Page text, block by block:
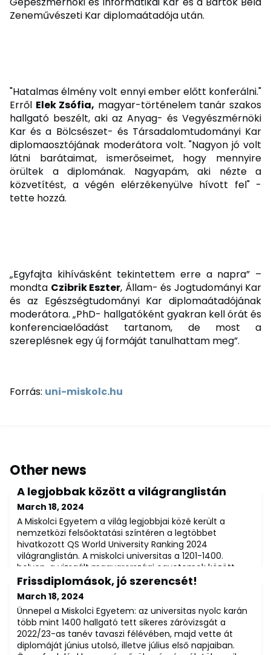
Zeneművészeti Kar diplomaátadója után.
"Hatalmas élmény volt ennyi ember előtt konferálni."
Erről Elek Zsófia, magyar-történelem tanár szakos
hallgató beszélt, aki az Anyag- és Vegyészmérnöki
Kar és a Bölcsészet- és Társadalomtudományi Kar
diplomaosztójának moderátora volt. "Nagyon jó volt
látni barátaimat, ismerőseimet, hogy mennyire
örültek a diplomának. Nagyapám, aki nézte a
közvetítést, a végén elérzékenyülve hívott fel" -
tette hozzá.
„Egyfajta kihívásként tekintettem erre a napra” –
mondta Czibrik Eszter, Állam- és Jogtudományi Kar
és az Egészségtudományi Kar diplomaátadójának
moderátora. „PhD- hallgatóként gyakran kell órát és
konferenciaelőadást tartanom, de most a
szereplésnek egy új formáját tanulhattam meg”.
Forrás: uni-miskolc.hu
Other news
A legjobbak között a világranglistán
March 18, 2024
A Miskolci Egyetem a világ legjobbjai közé került a
nemzetközi felsőoktatási színtéren a legtöbbet
hivatkozott QS World University Ranking 2024
világranglistán. A miskolci universitas a 1201-1400.
helyen, a vizsgált magyarországi egyetemek között
pedig a 9. helyen áll abban a jelentésben, amit a
napokban tett közzé a brit QS Quacquarelli Symonds
globális felsőoktatási elemzőcég.A rangsorok közzété
Frissdiplomások, jó szerencsét!
March 18, 2024
Ünnepel a Miskolci Egyetem: az universitas nyolc karán
több mint 1400 hallgató tett sikeres záróvizsgát a
2022/23-as tanév tavaszi félévében, majd vette át
diplomáját június utolsó, illetve július első napjaiban.